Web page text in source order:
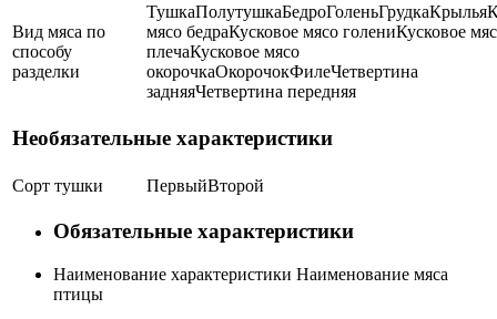
Вид мяса по
способу
разделки
ТушкаПолутушкаБедроГоленьГрудкаКрылья
мясо бедраКусковое мясо голениКусковое
плечаКусковое мясо
окорочкаОкорочокФилеЧетвертина
задняяЧетвертина передняя
Необязательные характеристики
Сорт тушки ПервыйВторой
Обязательные характеристики
Наименование характеристики Наименование мяса
птицы